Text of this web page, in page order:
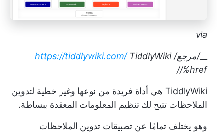
via
__/مرجع/ https://tiddlywiki.com/ TiddlyWiki
/%href/
TiddlyWiki هي أداة فريدة من نوعها وغير خطية لتدوين
الملاحظات تتيح لك تنظيم المعلومات المعقدة ببساطة.
وهو يختلف تمامًا عن تطبيقات تدوين الملاحظات